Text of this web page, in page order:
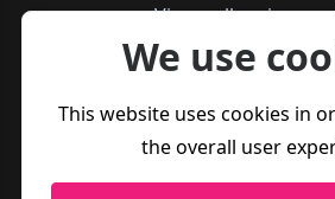
Vive melhor, joga
We use
This website uses cookies in
the overall user